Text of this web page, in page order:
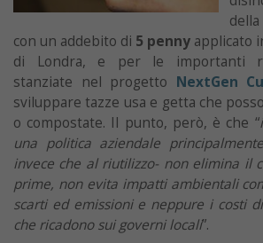
con un addebito di 5 penny applicato
di Londra, e per le importanti
stanziate nel progetto NextGen
sviluppare tazze usa e getta che
o compostate. Il punto, però, è che “
una politica aziendale
invece che al riutilizzo- non elimina il
prime, non evita impatti ambientali
scarti ed emissioni e neppure i costi
che ricadono sui governi locali”.